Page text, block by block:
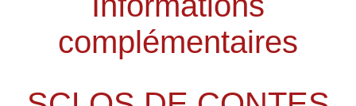
complémentaires